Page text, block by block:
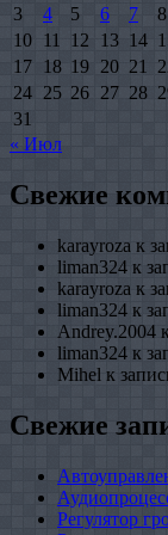
3 4 5 6 7 8
10 11 12 13 14
17
18 19 20 21
24 25 26 27 28
31
« Июл
Свежие
karayroza к
liman324 к
karayroza к
liman324 к
Andrey.2004
liman324 к
Mihel к
Свежие
Регулятор